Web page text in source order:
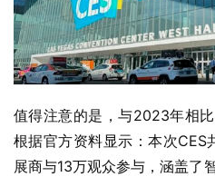
值得注意的是，与2023年相比
根据官方资料显示：本次
展商与13万观众参与，涵盖了